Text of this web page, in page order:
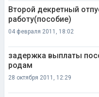
Второй декретный
работу(пособие)
04 февраля 2011, 18:02
задержка выплаты
родам
28 октября 2011, 12:29